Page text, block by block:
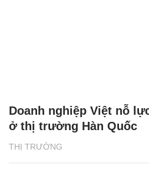
THỊ TRƯỜNG
Doanh nghiệp Việt nỗ
ở thị trường Hàn Quốc